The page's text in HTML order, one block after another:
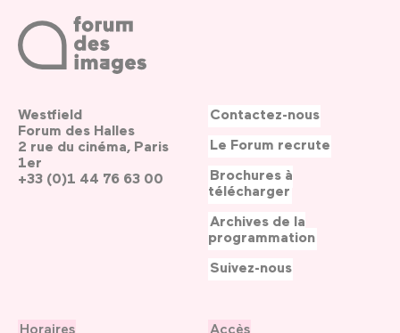
Westfield
Forum des Halles
2 rue du cinéma, Paris
1er
+33 (0)1 44 76 63 00
Horaires
Accès
Contactez-nous
Le Forum recrute
Brochures à
télécharger
Archives de la
programmation
Suivez-nous